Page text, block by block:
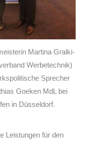
Martina Gralki-
Werbetechnik)
Sprecher
Goeken MdL bei
in Düsseldorf.
Leistungen für den